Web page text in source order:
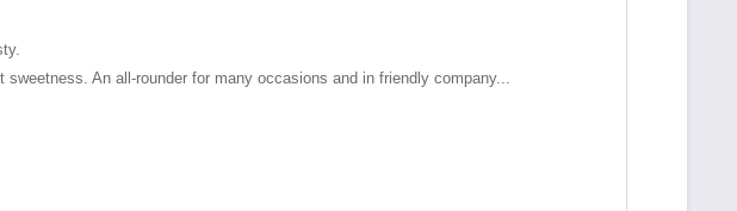
An all-rounder for many occasions and in friendly company...